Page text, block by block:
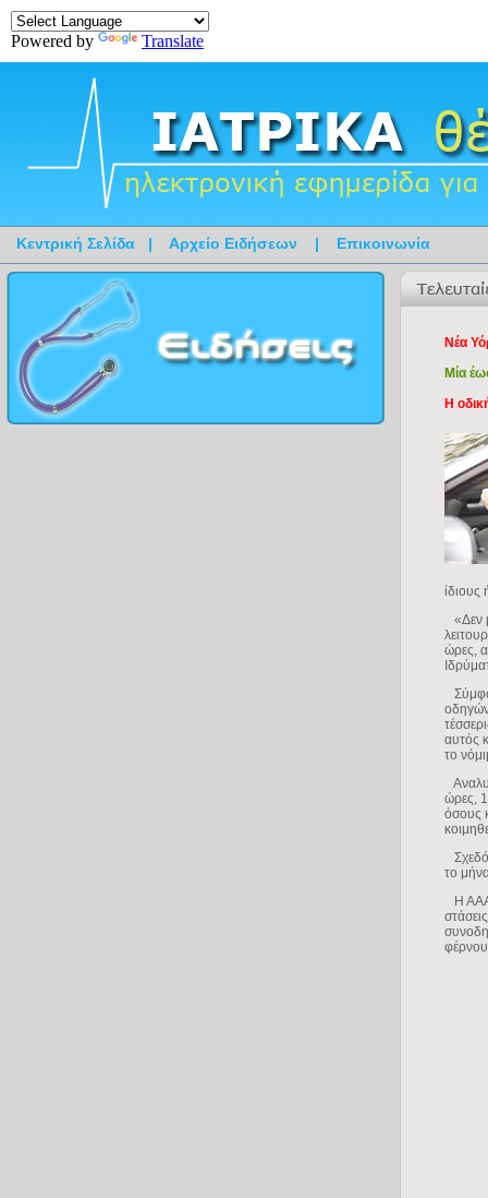
Powered by Translate
Κεντρική Σελίδα | Αρχείο Ειδήσεων | Επικοινωνία
Νέα
Μία
Η
ίδιους
«Δεν
ώρες,
αυτός
το
ώρες,
όσους
το
Η ΑΑΑ